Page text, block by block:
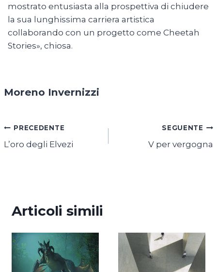
mostrato entusiasta alla prospettiva di chiudere
la sua lunghissima carriera artistica
collaborando con un progetto come Cheetah
Stories», chiosa.
Moreno Invernizzi
Navigazione
articoli
PRECEDENTE
L’oro degli Elvezi
SEGUENTE
V per vergogna
Articoli simili